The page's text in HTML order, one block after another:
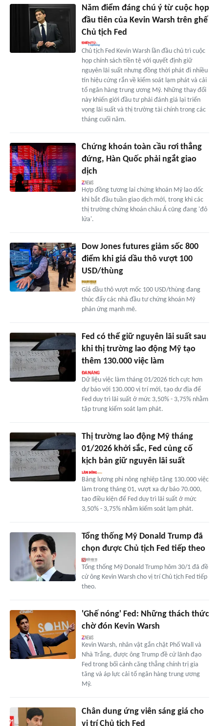
Năm điểm đáng chú ý từ cuộc họp
đầu tiên của Kevin Warsh trên ghế
Chủ tịch Fed
Chủ tịch Fed Kevin Warsh lần đầu chủ trì cuộc
họp chính sách tiền tệ với quyết định giữ
nguyên lãi suất nhưng đồng thời phát đi nhiều
tín hiệu cứng rắn về kiểm soát lạm phát và cải
tổ ngân hàng trung ương Mỹ. Những thay đổi
này khiến giới đầu tư phải đánh giá lại triển
vọng lãi suất và thị trường tài chính trong các
tháng cuối năm.
Chứng khoán toàn cầu rơi thẳng
đứng, Hàn Quốc phải ngắt giao
dịch
Hợp đồng tương lai chứng khoán Mỹ lao dốc
khi bắt đầu tuần giao dịch mới, trong khi các
thị trường chứng khoán châu Á cũng đang 'đỏ
lửa'.
Dow Jones futures giảm sốc 800
điểm khi giá dầu thô vượt 100
USD/thùng
Giá dầu thô vượt mốc 100 USD/thùng đang
thúc đẩy các nhà đầu tư chứng khoán Mỹ
phản ứng mạnh mẽ.
Fed có thể giữ nguyên lãi suất sau
khi thị trường lao động Mỹ tạo
thêm 130.000 việc làm
Dữ liệu việc làm tháng 01/2026 tích cực hơn
dự báo với 130.000 vị trí mới, tạo dư địa để
Fed duy trì lãi suất ở mức 3,50% - 3,75% nhằm
tập trung kiểm soát lạm phát.
Thị trường lao động Mỹ tháng
01/2026 khởi sắc, Fed củng cố
kịch bản giữ nguyên lãi suất
Bảng lương phi nông nghiệp tăng 130.000 việc
làm trong tháng 01, vượt xa dự báo 70.000,
tạo điều kiện để Fed duy trì lãi suất ở mức
3,50% - 3,75% nhằm kiểm soát lạm phát.
Tổng thống Mỹ Donald Trump đã
chọn được Chủ tịch Fed tiếp theo
Tổng thống Mỹ Donald Trump hôm 30/1 đã đề
cử ông Kevin Warsh cho vị trí Chủ tịch Fed tiếp
theo.
'Ghế nóng' Fed: Những thách thức
chờ đón Kevin Warsh
Kevin Warsh, nhân vật gắn chặt Phố Wall và
Nhà Trắng, được ông Trump đề cử lãnh đạo
Fed trong bối cảnh căng thẳng chính trị gia
tăng và áp lực cải tổ ngân hàng trung ương
Mỹ.
Chân dung ứng viên sáng giá cho
vị trí Chủ tịch Fed